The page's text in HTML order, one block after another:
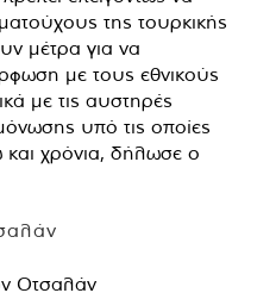
της τουρκικής
μέτρα για να
με τους εθνικούς
με τις αυστηρές
υπό τις οποίες
και χρόνια, δήλωσε ο
Οτσαλάν